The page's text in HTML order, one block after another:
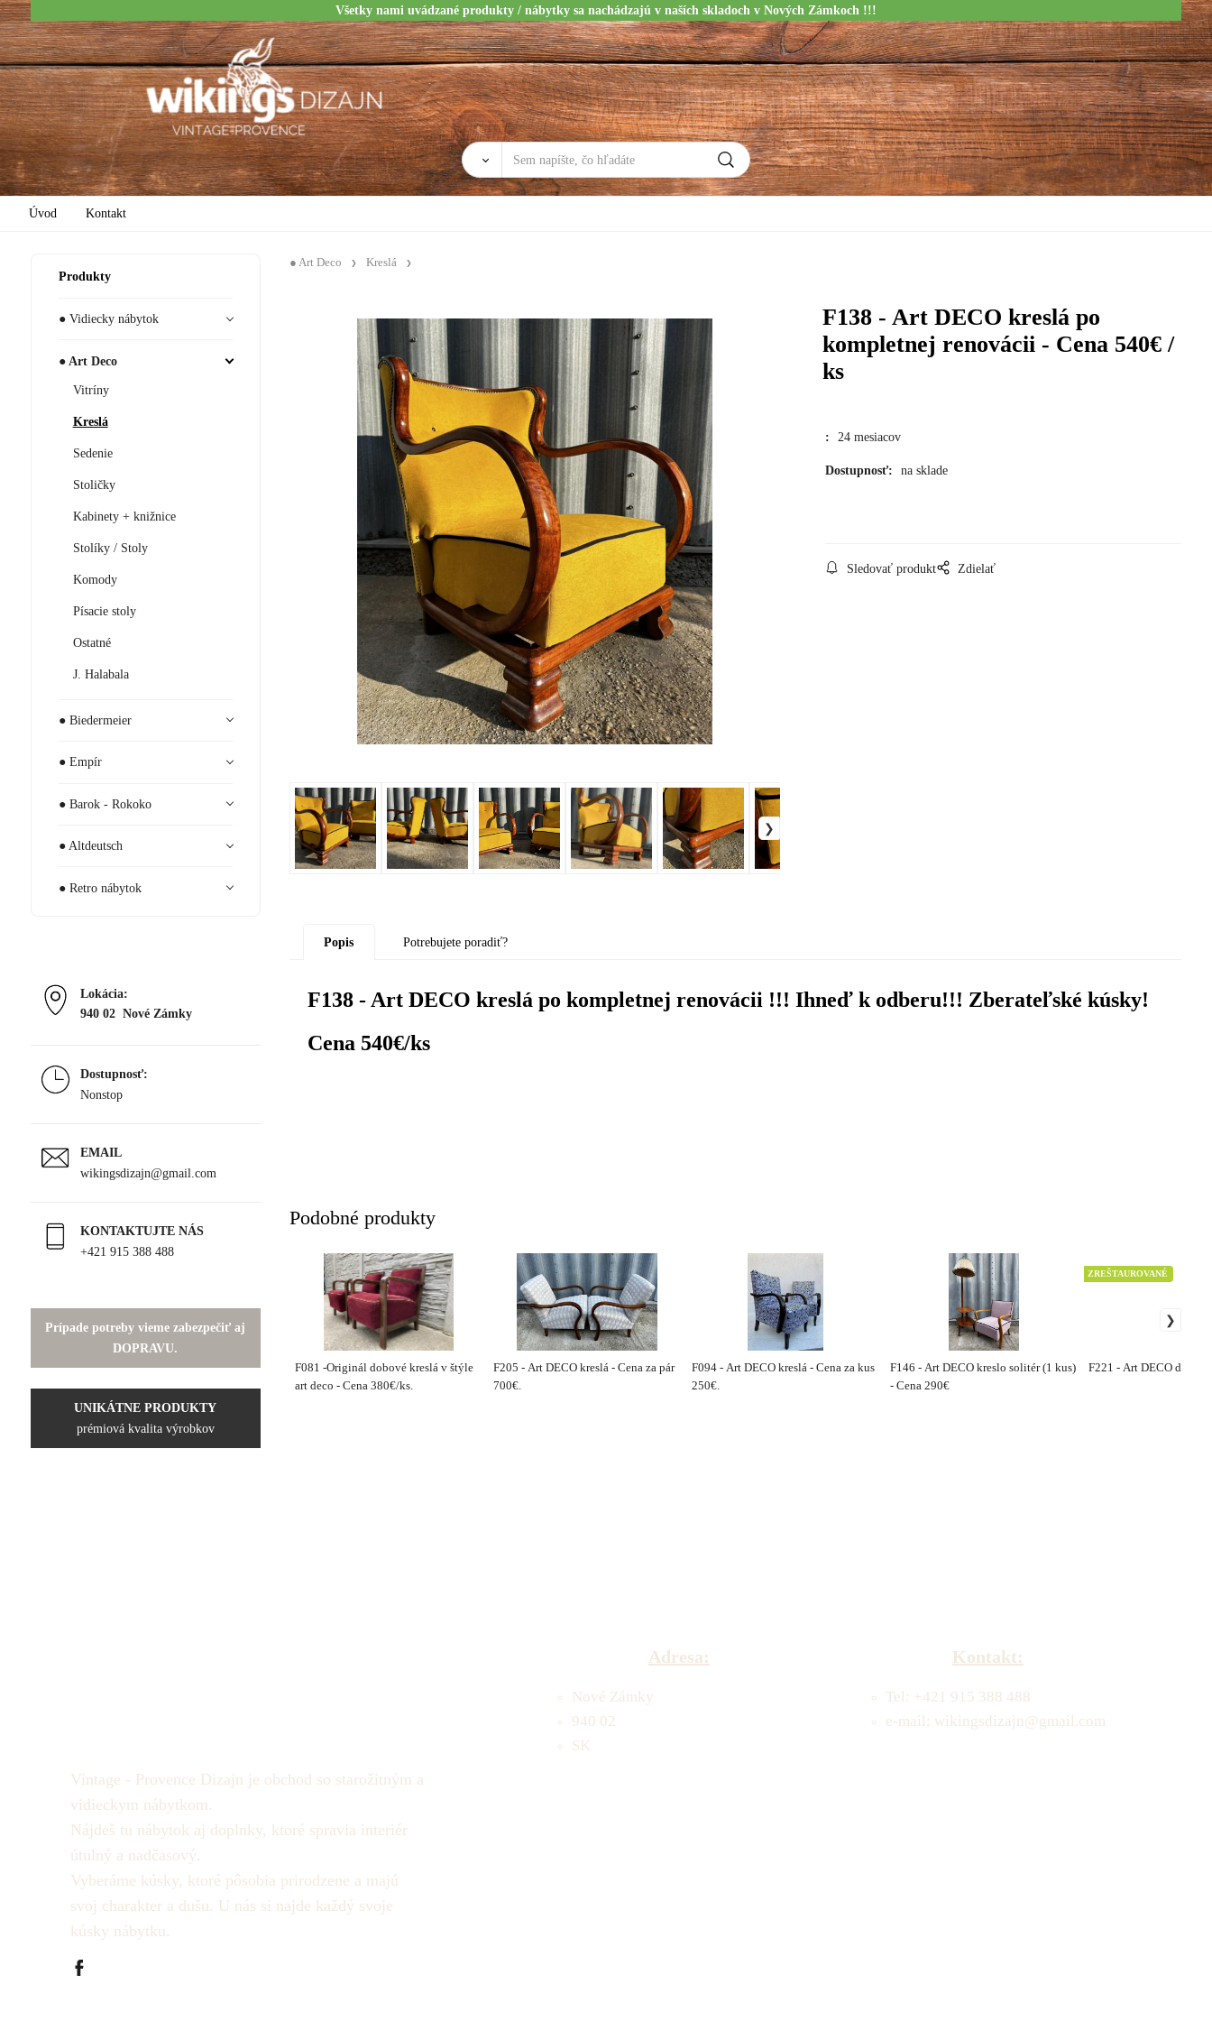
Všetky nami uvádzané produkty / nábytky sa nachádzajú v naších skladoch v Nových Zámkoch !!!
Úvod Kontakt
Produkty
● Vidiecky nábytok
● Art Deco
Vitríny
Kreslá
Sedenie
Stoličky
Kabinety + knižnice
Stolíky / Stoly
Komody
Písacie stoly
Ostatné
J. Halabala
● Biedermeier
● Empír
● Barok - Rokoko
● Altdeutsch
● Retro nábytok
Lokácia:
940 02 Nové Zámky
Dostupnosť:
Nonstop
EMAIL
wikingsdizajn@gmail.com
KONTAKTUJTE NÁS
+421 915 388 488
Prípade potreby vieme zabezpečiť aj
DOPRAVU.
UNIKÁTNE PRODUKTY
prémiová kvalita výrobkov
● Art Deco Kreslá
F138 - Art DECO kreslá po
kompletnej renovácii - Cena 540€ /
ks
: 24 mesiacov
Dostupnosť: na sklade
Sledovať produkt Zdielať
Popis Potrebujete poradiť?
F138 - Art DECO kreslá po kompletnej renovácii !!! Ihneď k odberu!!! Zberateľské kúsky!
Cena 540€/ks
Podobné produkty
F081 -Originál dobové kreslá v štýle
art deco - Cena 380€/ks.
F205 - Art DECO kreslá - Cena za pár
700€.
F094 - Art DECO kreslá - Cena za kus
250€.
F146 - Art DECO kreslo solitér (1 kus)
- Cena 290€
F221 - Art DECO
ZREŠTAUROVANÉ
Vintage - Provence Dizajn je obchod so starožitným a
vidieckym nábytkom.
Nájdeš tu nábytok aj doplnky, ktoré spravia interiér
útulný a nadčasový.
Vyberáme kúsky, ktoré pôsobia prirodzene a majú
svoj charakter a dušu. U nás si najde každý svoje
kúsky nábytku.
Adresa:
Nové Zámky
940 02
SK
Kontakt:
Tel: +421 915 388 488
e-mail: wikingsdizajn@gmail.com